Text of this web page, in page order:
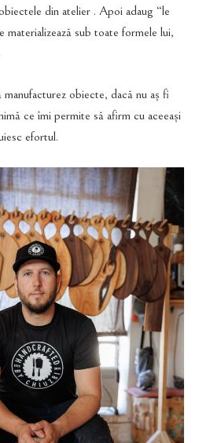
din atelier . Apoi adaug “le
materializează sub toate formele lui,
obiecte, dacă nu aș fi
ce îmi permite să afirm cu aceeași
efortul.